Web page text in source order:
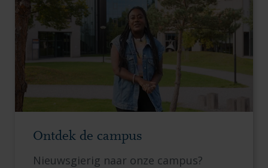
Ontdek de campus
Nieuwsgierig naar onze campus?